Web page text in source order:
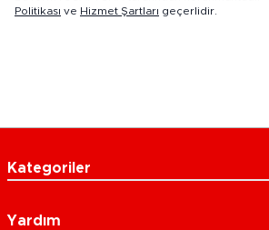
Politikası ve Hizmet Şartları geçerlidir.
Kategoriler
Yardım